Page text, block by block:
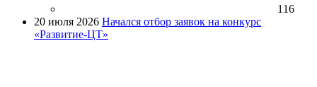
116
20 июля 2026 Начался отбор заявок на конкурс
«Развитие-ЦТ»